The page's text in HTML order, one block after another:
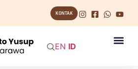
KONTAK
EN ID